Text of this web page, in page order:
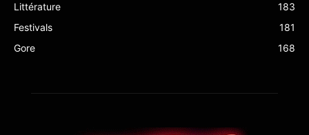
Littérature
183
Festivals
181
Gore
168